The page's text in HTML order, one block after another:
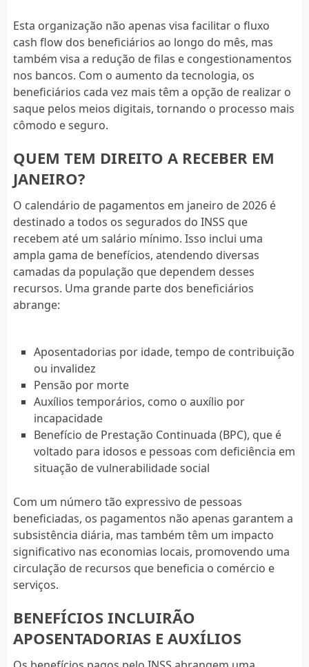
Esta organização não apenas visa facilitar o fluxo
cash flow dos beneficiários ao longo do mês, mas
também visa a redução de filas e congestionamentos
nos bancos. Com o aumento da tecnologia, os
beneficiários cada vez mais têm a opção de realizar o
saque pelos meios digitais, tornando o processo mais
cômodo e seguro.
QUEM TEM DIREITO A RECEBER EM
JANEIRO?
O calendário de pagamentos em janeiro de 2026 é
destinado a todos os segurados do INSS que
recebem até um salário mínimo. Isso inclui uma
ampla gama de benefícios, atendendo diversas
camadas da população que dependem desses
recursos. Uma grande parte dos beneficiários
abrange:
Aposentadorias por idade, tempo de contribuição
ou invalidez
Pensão por morte
Auxílios temporários, como o auxílio por
incapacidade
Benefício de Prestação Continuada (BPC), que é
voltado para idosos e pessoas com deficiência em
situação de vulnerabilidade social
Com um número tão expressivo de pessoas
beneficiadas, os pagamentos não apenas garantem a
subsistência diária, mas também têm um impacto
significativo nas economias locais, promovendo uma
circulação de recursos que beneficia o comércio e
serviços.
BENEFÍCIOS INCLUIRÃO
APOSENTADORIAS E AUXÍLIOS